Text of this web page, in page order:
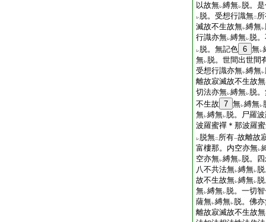
以故無レ縛無レ脱。
レ脱。受想行識無二
滅故不生故無レ縛無レ
行識亦無レ縛無レ脱
レ脱。無記色 6 無レ
無レ脱。世間出世間
受想行識亦無レ縛無レ
離故寂滅故不生故無
切法亦無レ縛無レ脱
不生故 7 無レ縛無レ
無レ縛無レ脱。尸羅
波羅蜜禪＊那波羅
レ脱無二 所有一故離故
富樓那。内空亦無レ
空亦無レ縛無レ脱。
八不共法無レ縛無レ
故不生故無レ縛無レ
無レ縛無レ脱。一切
薩無レ縛無レ脱。佛
離故寂滅故不生故無